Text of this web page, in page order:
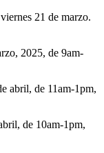
21 de marzo.
2025, de 9am-
abril, de 11am-1pm,
de 10am-1pm,